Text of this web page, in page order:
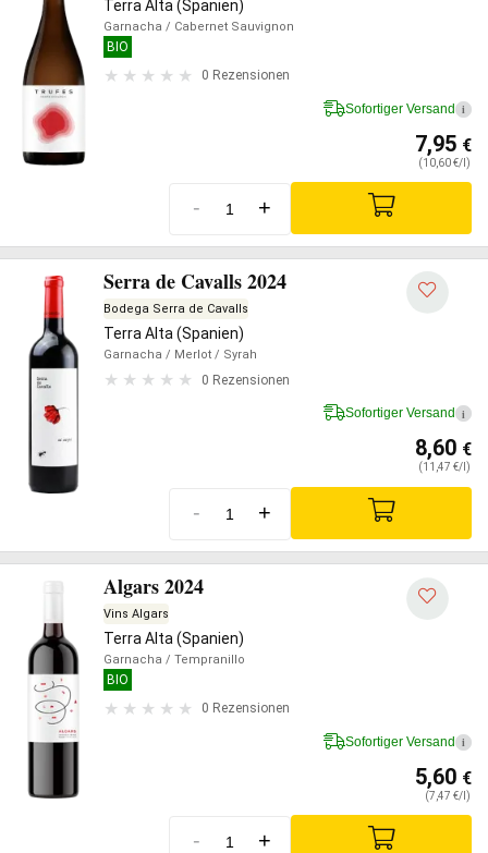
Terra Alta (Spanien)
Garnacha / Cabernet Sauvignon
BIO
0 Rezensionen
Sofortiger Versand i
7,95 €
(10,60 €/l)
- +
Serra de Cavalls 2024
Bodega Serra de Cavalls
Terra Alta (Spanien)
Garnacha / Merlot / Syrah
0 Rezensionen
Sofortiger Versand i
8,60 €
(11,47 €/l)
- +
Algars 2024
Vins Algars
Terra Alta (Spanien)
Garnacha / Tempranillo
BIO
0 Rezensionen
Sofortiger Versand i
5,60 €
(7,47 €/l)
- +